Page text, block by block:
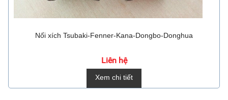
Nối xích Tsubaki-Fenner-Kana-Dongbo-Donghua
Liên hệ
Xem chi tiết